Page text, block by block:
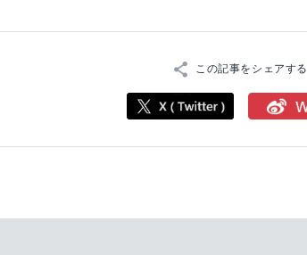
この記事をシェアする